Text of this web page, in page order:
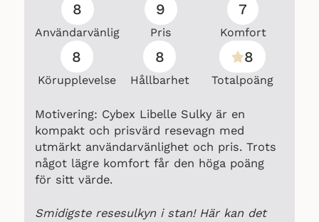
8
Användarvänlig
9
Pris
7
Komfort
8
Körupplevelse
8
Hållbarhet
8
Totalpoäng
Motivering: Cybex Libelle Sulky är en
kompakt och prisvärd resevagn med
utmärkt användarvänlighet och pris. Trots
något lägre komfort får den höga poäng
för sitt värde.
Smidigste resesulkyn i stan! Här kan det